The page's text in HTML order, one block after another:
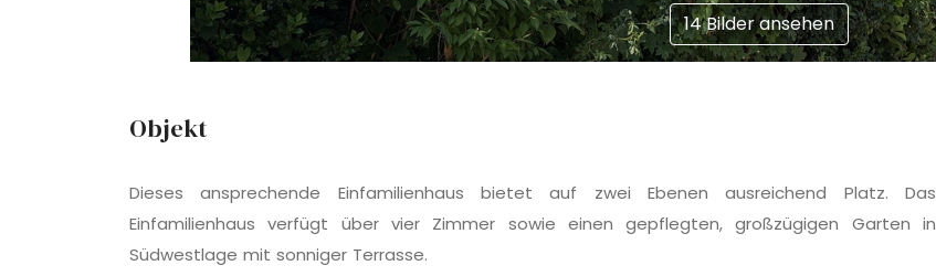
14 Bilder ansehen
Objekt
Dieses ansprechende Einfamilienhaus bietet auf zwei Ebenen ausreichend Platz. Das
Einfamilienhaus verfügt über vier Zimmer sowie einen gepflegten, großzügigen Garten in
Südwestlage mit sonniger Terrasse.